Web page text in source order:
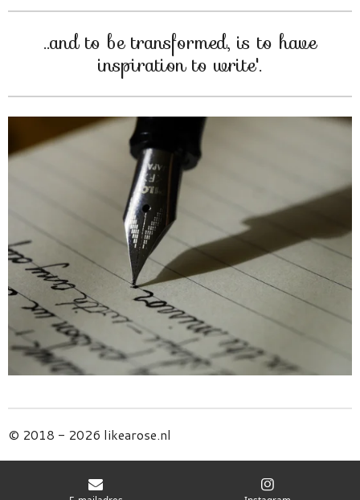
..and to be transformed, is to have
inspiration to write'.
© 2018 - 2026 likearose.nl